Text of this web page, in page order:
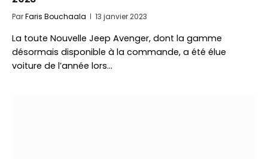
ParFaris Bouchaala 13 janvier 2023
La toute Nouvelle Jeep Avenger, dont la gamme
désormais disponible à la commande, a été élue
voiture de l’année lors…